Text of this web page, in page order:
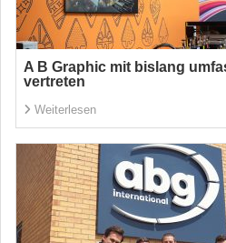
A B Graphic mit bislang
vertreten
Weiterlesen